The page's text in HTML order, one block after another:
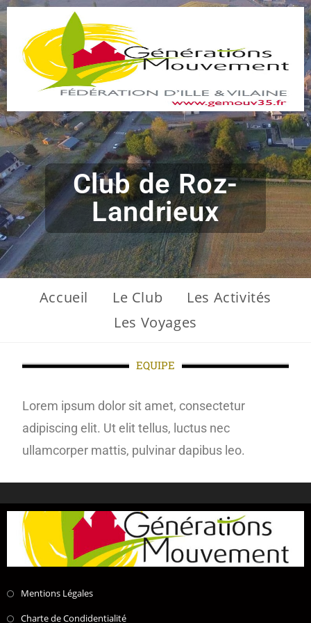
Club de Roz-
Landrieux
Accueil Le Club
Les Activités
Les Voyages
EQUIPE
Lorem ipsum dolor sit amet, consectetur
adipiscing elit. Ut elit tellus, luctus nec
ullamcorper mattis, pulvinar dapibus leo.
Mentions Légales
Charte de Condidentialité